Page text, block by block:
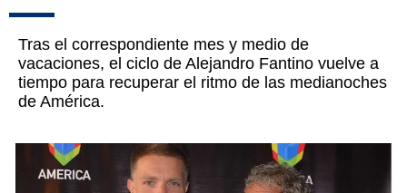
Tras el correspondiente mes y medio de
vacaciones, el ciclo de Alejandro Fantino vuelve a
tiempo para recuperar el ritmo de las medianoches
de América.